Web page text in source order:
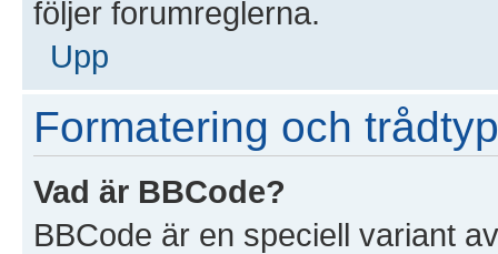
följer forumreglerna.
Upp
Formatering och
Vad är BBCode?
BBCode är en speciell variant